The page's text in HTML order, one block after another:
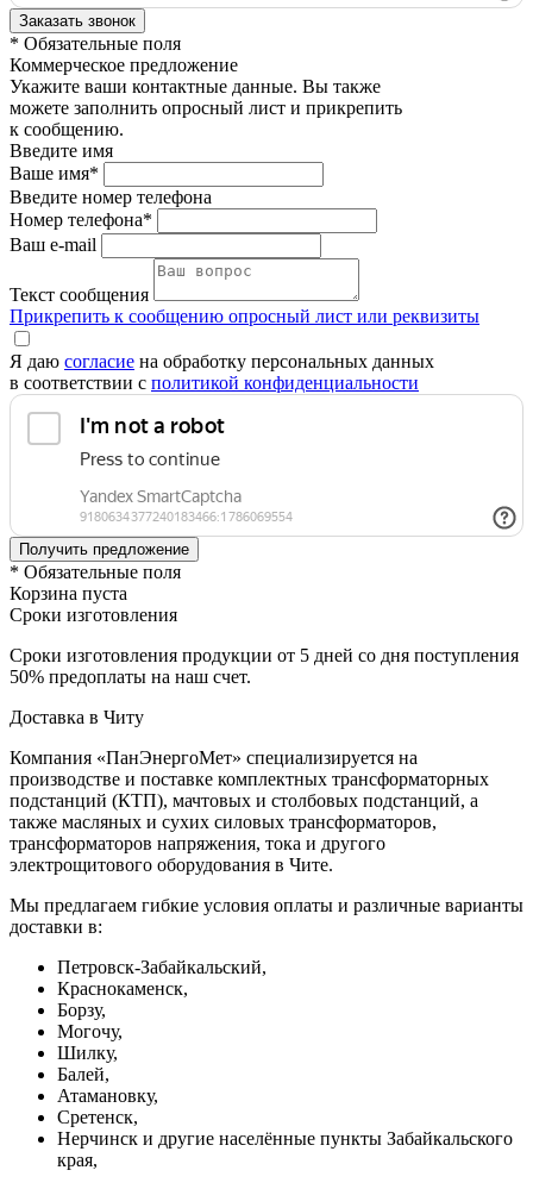
* Обязательные поля
Коммерческое предложение
Укажите ваши контактные данные. Вы также
можете заполнить опросный лист и прикрепить
к сообщению.
Введите имя
Ваше имя*
Введите номер телефона
Номер телефона*
Ваш e-mail
Текст сообщения
Прикрепить к сообщению опросный лист или реквизиты
Я даю согласие на обработку персональных данных
в соответствии с политикой конфиденциальности
* Обязательные поля
Корзина пуста
Сроки изготовления
Сроки изготовления продукции от 5 дней со дня поступления
50% предоплаты на наш счет.
Доставка в Читу
Компания «ПанЭнергоМет» специализируется на
производстве и поставке комплектных трансформаторных
подстанций (КТП), мачтовых и столбовых подстанций, а
также масляных и сухих силовых трансформаторов,
трансформаторов напряжения, тока и другого
электрощитового оборудования в Чите.
Мы предлагаем гибкие условия оплаты и различные варианты
доставки в:
Петровск-Забайкальский,
Краснокаменск,
Борзу,
Могочу,
Шилку,
Балей,
Атамановку,
Сретенск,
Нерчинск и другие населённые пункты Забайкальского
края,